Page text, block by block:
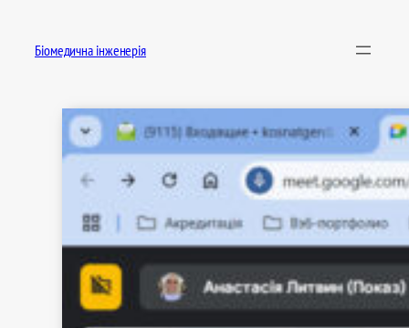
вмістуБіомедична інженерія